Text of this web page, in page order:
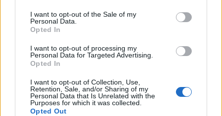
I want to opt-out of the Sale of my
Personal Data.
Opted In
I want to opt-out of processing my
Personal Data for Targeted Advertising.
Opted In
I want to opt-out of Collection, Use,
Retention, Sale, and/or Sharing of my
Personal Data that Is Unrelated with the
Purposes for which it was collected.
Opted Out
AKTUALITĀTES
"Esmu nostrādājis 10 mēnešus, vai varu saņemt
bezdarbnieka pabalstu?" jautā lasītājs